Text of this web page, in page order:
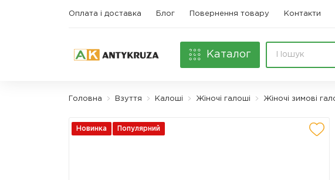
Оплата і доставка Блог Повернення товару Контакти
Каталог
Головна Взуття Калоші Жіночі галоші Жіночі зимові
Новинка Популярний